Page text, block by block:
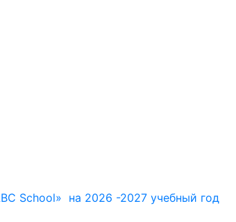
School» на 2026 -2027 учебный год